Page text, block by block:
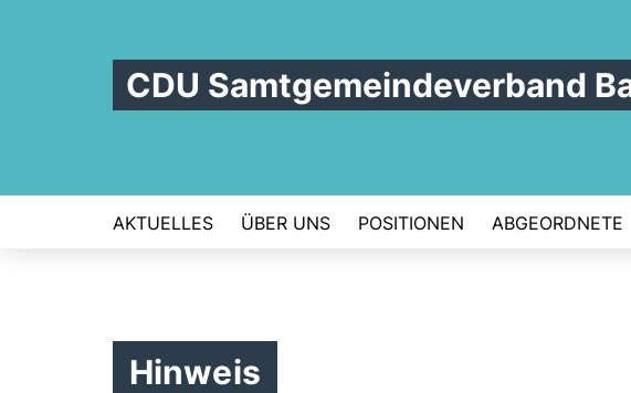
CDU Samtgemeindeverband
AKTUELLES ÜBER UNS POSITIONEN ABGEORDNETE
Hinweis